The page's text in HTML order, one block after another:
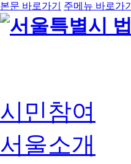
본문 바로가기 주메뉴 바로가기
시민참여
서울소개